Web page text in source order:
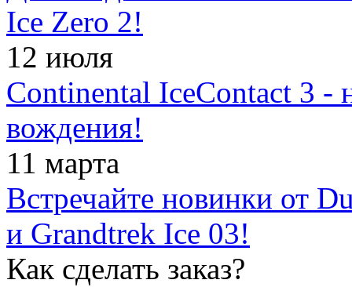
Ice Zero 2!
12 июля
Continental IceContact 3 -
вождения!
11 марта
Встречайте новинки от
и Grandtrek Ice 03!
Как сделать заказ?